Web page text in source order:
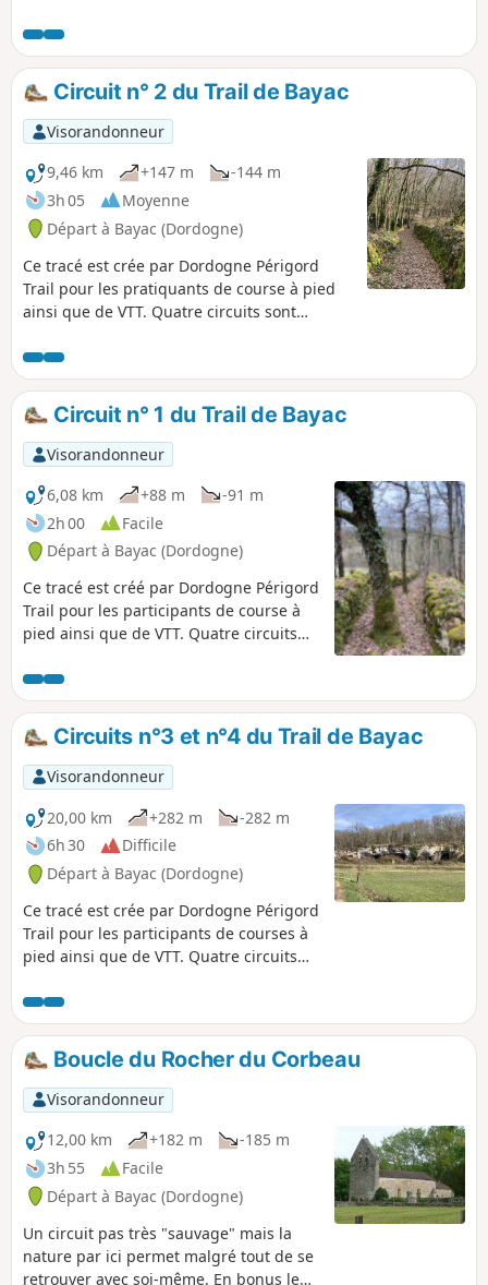
Circuit n° 2 du Trail de Bayac
Visorandonneur
9,46 km
+147 m
-144 m
3h 05
Moyenne
Départ à Bayac (Dordogne)
Ce tracé est crée par Dordogne Périgord
Trail pour les pratiquants de course à pied
ainsi que de VTT. Quatre circuits sont
permet une jolie randonnée mais nécessite
une bonne condition physique.
Circuit n° 1 du Trail de Bayac
Visorandonneur
6,08 km
+88 m
-91 m
2h 00
Facile
Départ à Bayac (Dordogne)
Ce tracé est créé par Dordogne Périgord
Trail pour les participants de course à
pied ainsi que de VTT. Quatre circuits
circuit n°1 permet une mise en jambe
pour les débutants avec la découverte
du majestueux Château de Bannes.
Circuits n°3 et n°4 du Trail de Bayac
Visorandonneur
20,00 km
+282 m
-282 m
6h 30
Difficile
Départ à Bayac (Dordogne)
Ce tracé est crée par Dordogne Périgord
Trail pour les participants de courses à
pied ainsi que de VTT. Quatre circuits
tracé permet de réaliser le circuit n°3 de
16 km et en cours de route, une boucle
supplémentaire de 4 km amène à
parcourir le circuit n°4 de 20 km.
Boucle du Rocher du Corbeau
Visorandonneur
12,00 km
+182 m
-185 m
3h 55
Facile
Départ à Bayac (Dordogne)
Un circuit pas très "sauvage" mais la
nature par ici permet malgré tout de se
retrouver avec soi-même. En bonus le